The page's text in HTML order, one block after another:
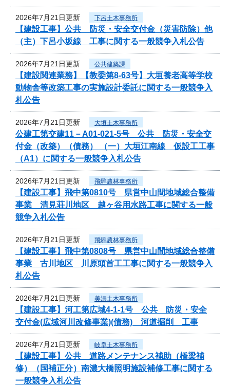
2026年7月21日更新 下呂土木事務所
【建設工事】公共 防災・安全交付金（災害防除）他
（主）下呂小坂線 工事に関する一般競争入札公告
2026年7月21日更新 公共建築課
【建設関連業務】【教委第8-63号】大垣養老高等学校
動物舎等改築工事の実施設計委託に関する一般競争入
札公告
2026年7月21日更新 大垣土木事務所
公建工第交建11－A01-021-5号 公共 防災・安全交
付金（改築）（債務） （一）大垣江南線 仮設工工事
（A1）に関する一般競争入札公告
2026年7月21日更新 飛騨農林事務所
【建設工事】飛中第0810号 県営中山間地域総合整備
事業 清見荘川地区 越ヶ谷用水路工事に関する一般
競争入札公告
2026年7月21日更新 飛騨農林事務所
【建設工事】飛中第0808号 県営中山間地域総合整備
事業 古川地区 川原頭首工工事に関する一般競争入
札公告
2026年7月21日更新 美濃土木事務所
【建設工事】河工第広域4-1-1号 公共 防災・安全
交付金(広域河川改修事業)(債務) 河道掘削 工事
2026年7月21日更新 岐阜土木事務所
【建設工事】公共 道路メンテナンス補助（橋梁補
修）（国補正分）南濃大橋照明施設補修工事に関する
一般競争入札公告